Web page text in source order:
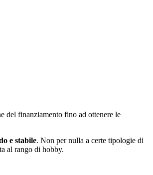
del finanziamento fino ad ottenere le
e stabile. Non per nulla a certe tipologie di
al rango di hobby.